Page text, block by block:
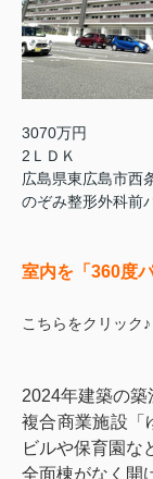
3070万円
2ＬＤＫ
広島県東広島市西
のぞみ整形外科
室内を「360度
こちらをクリッ
2024年建築の築
複合商業施設「
ビルや保育園な
全面棟がなく開